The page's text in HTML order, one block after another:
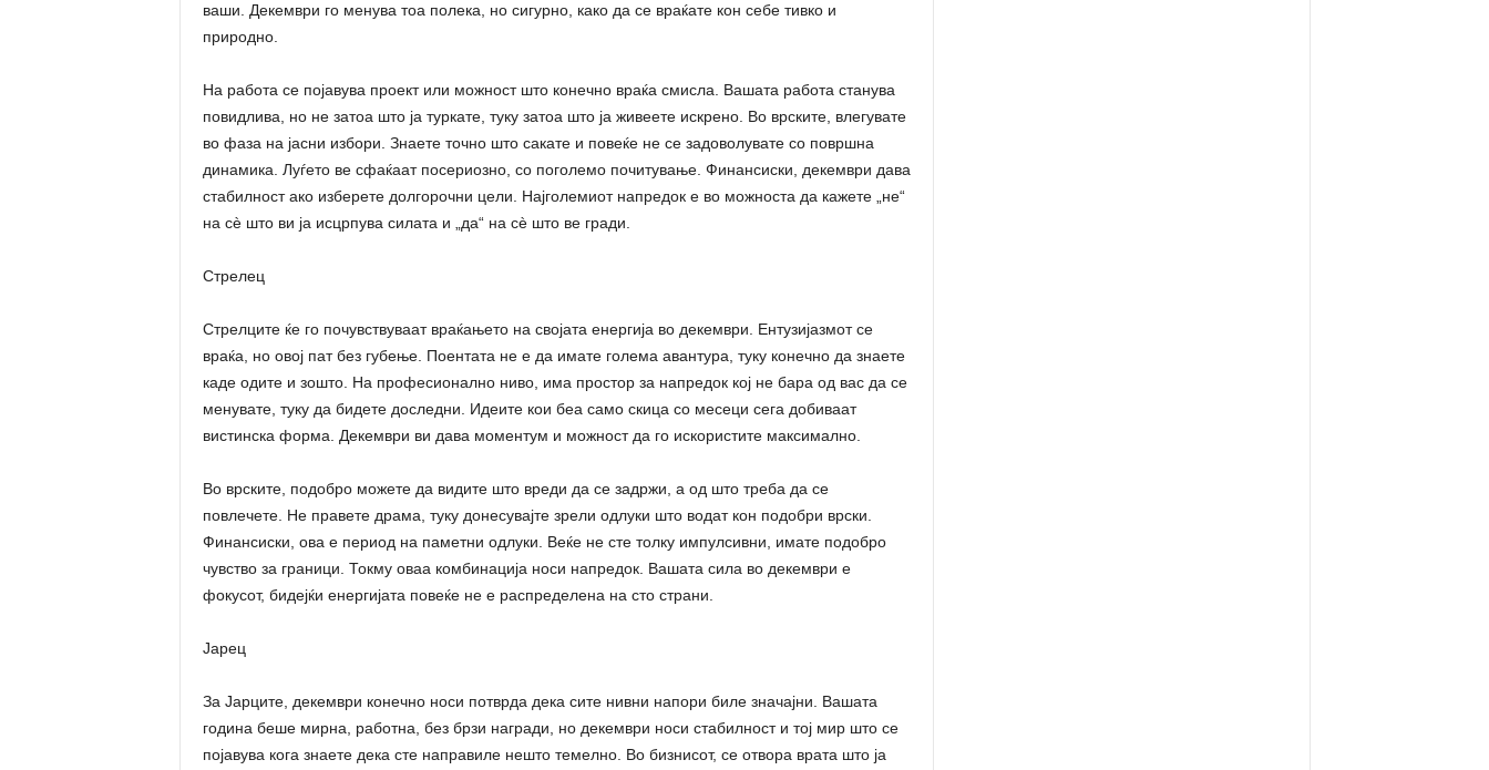
ваши. Декември го менува тоа полека, но сигурно, како да се враќате кон себе тивко и
природно.
На работа се појавува проект или можност што конечно враќа смисла. Вашата работа станува
повидлива, но не затоа што ја туркате, туку затоа што ја живеете искрено. Во врските, влегувате
во фаза на јасни избори. Знаете точно што сакате и повеќе не се задоволувате со површна
динамика. Луѓето ве сфаќаат посериозно, со поголемо почитување. Финансиски, декември дава
стабилност ако изберете долгорочни цели. Најголемиот напредок е во можноста да кажете „не“
на сè што ви ја исцрпува силата и „да“ на сè што ве гради.
Стрелец
Стрелците ќе го почувствуваат враќањето на својата енергија во декември. Ентузијазмот се
враќа, но овој пат без губење. Поентата не е да имате голема авантура, туку конечно да знаете
каде одите и зошто. На професионално ниво, има простор за напредок кој не бара од вас да се
менувате, туку да бидете доследни. Идеите кои беа само скица со месеци сега добиваат
вистинска форма. Декември ви дава моментум и можност да го искористите максимално.
Во врските, подобро можете да видите што вреди да се задржи, а од што треба да се
повлечете. Не правете драма, туку донесувајте зрели одлуки што водат кон подобри врски.
Финансиски, ова е период на паметни одлуки. Веќе не сте толку импулсивни, имате подобро
чувство за граници. Токму оваа комбинација носи напредок. Вашата сила во декември е
фокусот, бидејќи енергијата повеќе не е распределена на сто страни.
Јарец
За Јарците, декември конечно носи потврда дека сите нивни напори биле значајни. Вашата
година беше мирна, работна, без брзи награди, но декември носи стабилност и тој мир што се
појавува кога знаете дека сте направиле нешто темелно. Во бизнисот, се отвора врата што ја